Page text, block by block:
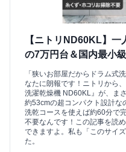
【ニトリND60KL】
の7万円台＆国内最小
「狭いお部屋だからドラム式
なたに朗報です！ニトリから
洗濯乾燥機 ND60KL』が、ま
約53cmの超コンパクト設計な
洗乾コースを使えば約60分で
不要なんです！この記事を読
できますよ。私も「このサイ
た。